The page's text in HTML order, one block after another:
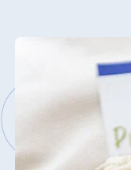
Hotel München
Hotel Stuttgart
Seehotel
Timmendorfer
Strand